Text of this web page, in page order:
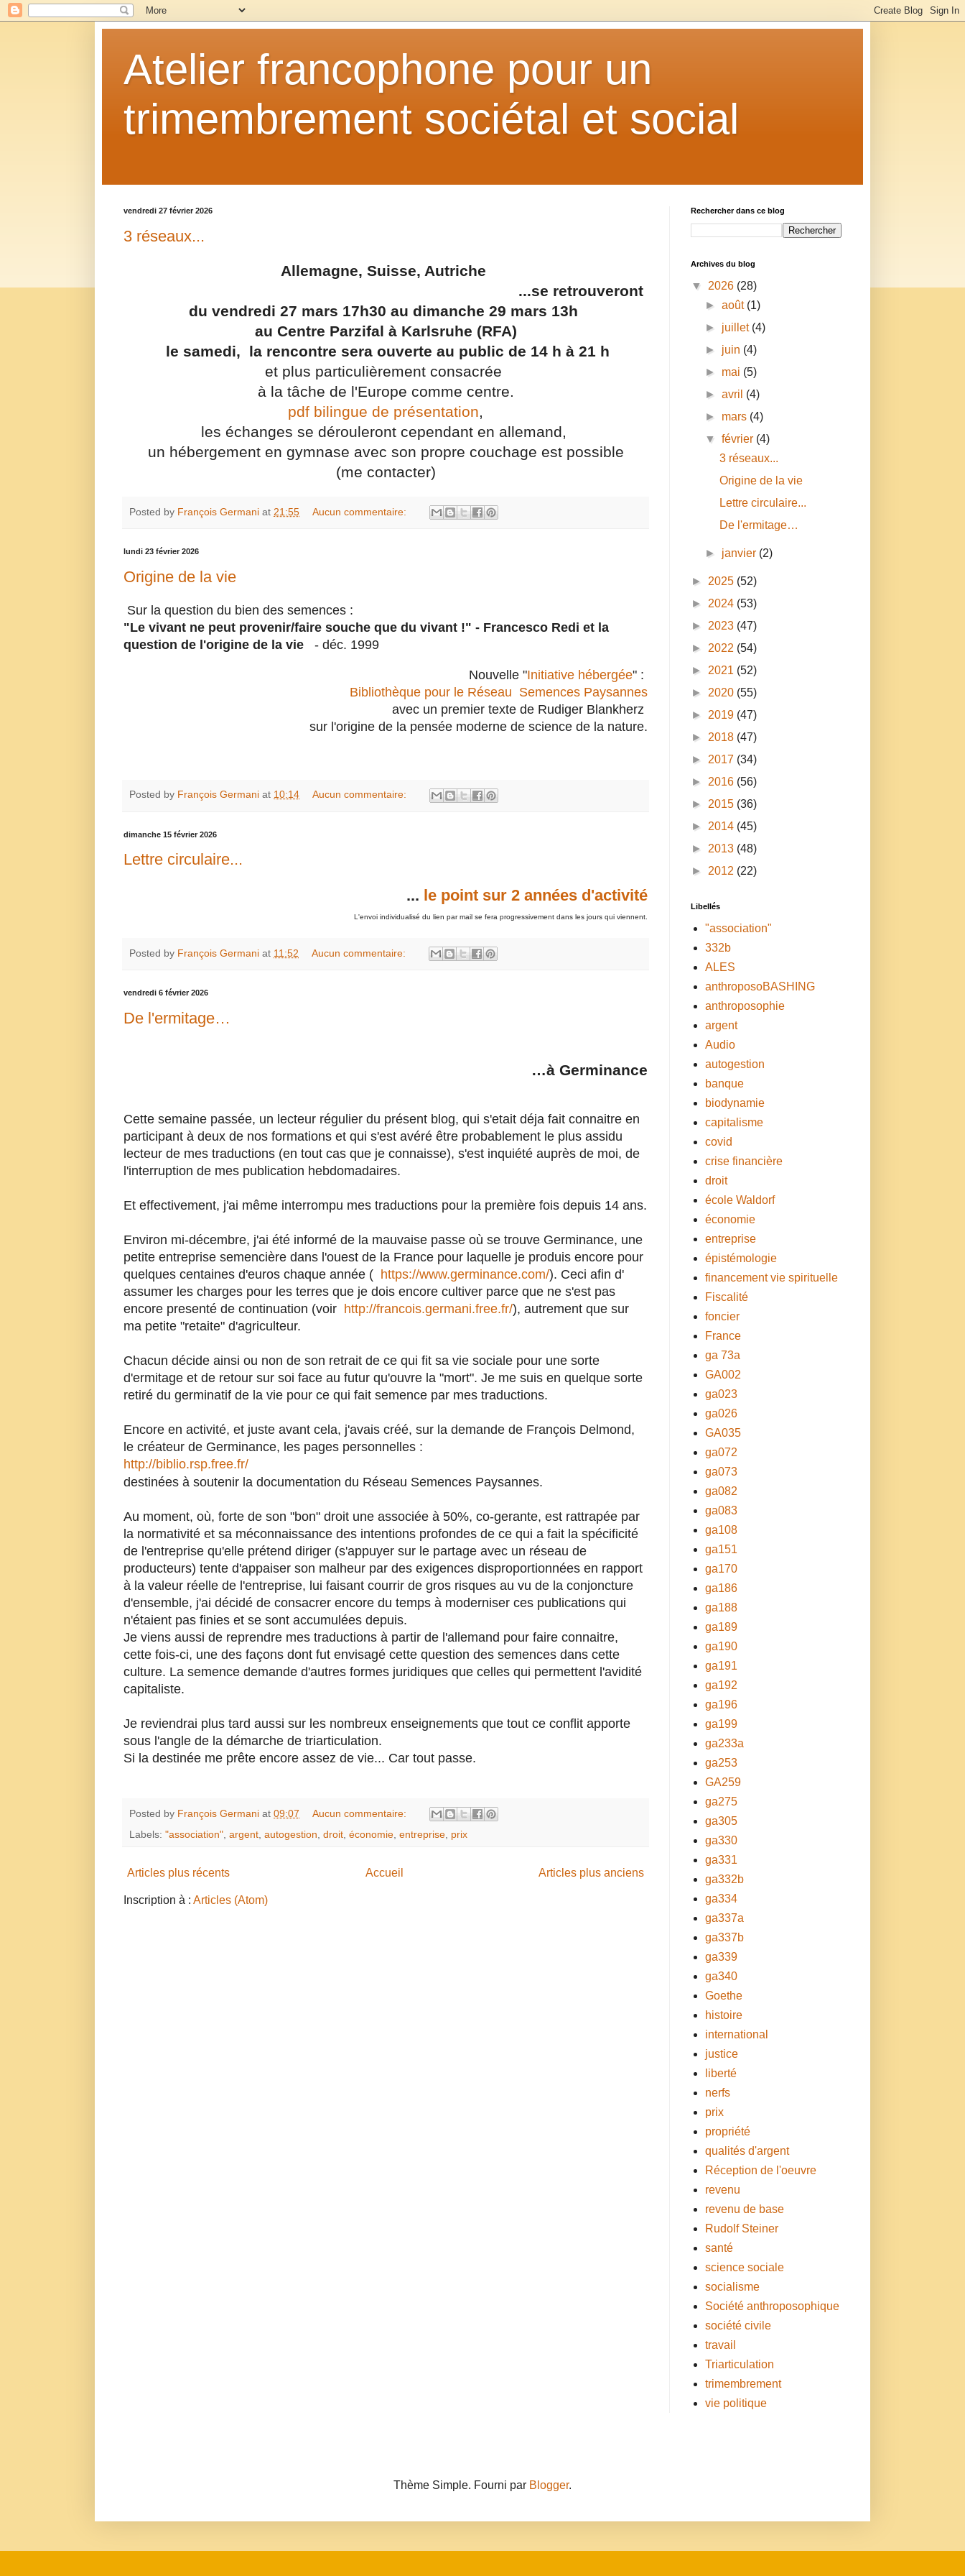
Atelier francophone pour un
trimembrement sociétal et social
vendredi 27 février 2026
3 réseaux...
Allemagne, Suisse, Autriche
...se retrouveront
du vendredi 27 mars 17h30 au dimanche 29 mars 13h
au Centre Parzifal à Karlsruhe (RFA)
le samedi, la rencontre sera ouverte au public de 14 h à 21 h
et plus particulièrement consacrée
à la tâche de l'Europe comme centre.
pdf bilingue de présentation,
les échanges se dérouleront cependant en allemand,
un hébergement en gymnase avec son propre couchage est possible
(me contacter)
Posted by François Germani at 21:55 Aucun commentaire:
lundi 23 février 2026
Origine de la vie
Sur la question du bien des semences :
"Le vivant ne peut provenir/faire souche que du vivant !" - Francesco Redi et la
question de l'origine de la vie - déc. 1999
Nouvelle "Initiative hébergée" :
Bibliothèque pour le Réseau Semences Paysannes
avec un premier texte de Rudiger Blankherz
sur l'origine de la pensée moderne de science de la nature.
Posted by François Germani at 10:14 Aucun commentaire:
dimanche 15 février 2026
Lettre circulaire...
... le point sur 2 années d'activité
L'envoi individualisé du lien par mail se fera progressivement dans les jours qui viennent.
Posted by François Germani at 11:52 Aucun commentaire:
vendredi 6 février 2026
De l'ermitage…
…à Germinance
Cette semaine passée, un lecteur régulier du présent blog, qui s'etait déja fait connaitre en
participant à deux de nos formations et qui s'est avéré être probablement le plus assidu
lecteur de mes traductions (en tout cas que je connaisse), s'est inquiété auprès de moi, de
l'interruption de mes publication hebdomadaires.
Et effectivement, j'ai même interrompu mes traductions pour la première fois depuis 14 ans.
Environ mi-décembre, j'ai été informé de la mauvaise passe où se trouve Germinance, une
petite entreprise semencière dans l'ouest de la France pour laquelle je produis encore pour
quelques centaines d'euros chaque année ( https://www.germinance.com/). Ceci afin d'
assumer les charges pour les terres que je dois encore cultiver parce que ne s'est pas
encore presenté de continuation (voir http://francois.germani.free.fr/), autrement que sur
ma petite "retaite" d'agriculteur.
Chacun décide ainsi ou non de son retrait de ce qui fit sa vie sociale pour une sorte
d'ermitage et de retour sur soi face au futur qu'ouvre la "mort". Je me suis en quelque sorte
retiré du germinatif de la vie pour ce qui fait semence par mes traductions.
Encore en activité, et juste avant cela, j'avais créé, sur la demande de François Delmond,
le créateur de Germinance, les pages personnelles :
http://biblio.rsp.free.fr/
destinées à soutenir la documentation du Réseau Semences Paysannes.
Au moment, où, forte de son "bon" droit une associée à 50%, co-gerante, est rattrapée par
la normativité et sa méconnaissance des intentions profondes de ce qui a fait la spécificité
de l'entreprise qu'elle prétend diriger (s'appuyer sur le partage avec un réseau de
producteurs) tente d'appaiser son malheur par des exigences disproportionnées en rapport
à la valeur réelle de l'entreprise, lui faisant courrir de gros risques au vu de la conjoncture
d'ensemble, j'ai décidé de consacrer encore du temps à moderniser ces publications qui
n'étaient pas finies et se sont accumulées depuis.
Je viens aussi de reprendre mes traductions à partir de l'allemand pour faire connaitre,
cette fois-ci, une des façons dont fut envisagé cette question des semences dans cette
culture. La semence demande d'autres formes juridiques que celles qui permettent l'avidité
capitaliste.
Je reviendrai plus tard aussi sur les nombreux enseignements que tout ce conflit apporte
sous l'angle de la démarche de triarticulation.
Si la destinée me prête encore assez de vie... Car tout passe.
Posted by François Germani at 09:07
Aucun commentaire:
Labels: "association" argent autogestion droit économie entreprise prix
Articles plus récents Articles plus anciens
Accueil
Inscription à : Articles (Atom)
Rechercher dans ce blog
Archives du blog
▼ 2026 (28)
►août (1)
► juillet (4)
► juin (4)
► mai (5)
►avril (4)
► mars (4)
▼février (4)
3 réseaux...
Origine de la vie
Lettre circulaire...
De l'ermitage…
► janvier (2)
► 2025 (52)
► 2024 (53)
► 2023 (47)
► 2022 (54)
► 2021 (52)
► 2020 (55)
► 2019 (47)
► 2018 (47)
► 2017 (34)
► 2016 (56)
► 2015 (36)
► 2014 (45)
► 2013 (48)
► 2012 (22)
Libellés
"association"
332b
ALES
anthroposoBASHING
anthroposophie
argent
Audio
autogestion
banque
biodynamie
capitalisme
covid
crise financière
droit
école Waldorf
économie
entreprise
épistémologie
financement vie spirituelle
Fiscalité
foncier
France
ga 73a
GA002
ga023
ga026
GA035
ga072
ga073
ga082
ga083
ga108
ga151
ga170
ga186
ga188
ga189
ga190
ga191
ga192
ga196
ga199
ga233a
ga253
GA259
ga275
ga305
ga330
ga331
ga332b
ga334
ga337a
ga337b
ga339
ga340
Goethe
histoire
international
justice
liberté
nerfs
prix
propriété
qualités d'argent
Réception de l'oeuvre
revenu
revenu de base
Rudolf Steiner
santé
science sociale
socialisme
Société anthroposophique
société civile
travail
Triarticulation
trimembrement
vie politique
Thème Simple. Fourni par Blogger.